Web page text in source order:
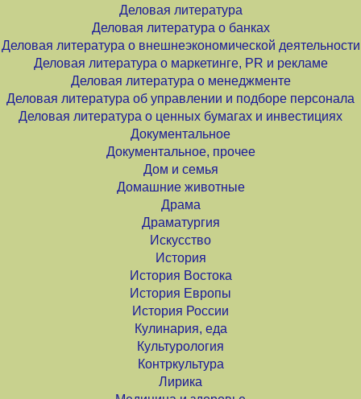
Деловая литература
Деловая литература о банках
Деловая литература о внешнеэкономической деятельности
Деловая литература о маркетинге, PR и рекламе
Деловая литература о менеджменте
Деловая литература об управлении и подборе персонала
Деловая литература о ценных бумагах и инвестициях
Документальное
Документальное, прочее
Дом и семья
Домашние животные
Драма
Драматургия
Искусство
История
История Востока
История Европы
История России
Кулинария, еда
Культурология
Контркультура
Лирика